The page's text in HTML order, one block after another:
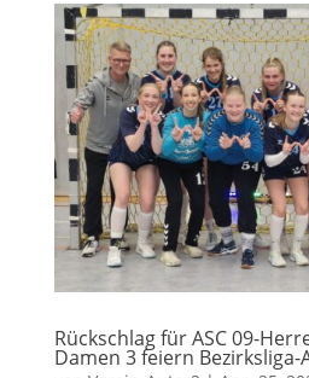
Rückschlag für ASC 09-
Damen 3 feiern Bezirksliga-